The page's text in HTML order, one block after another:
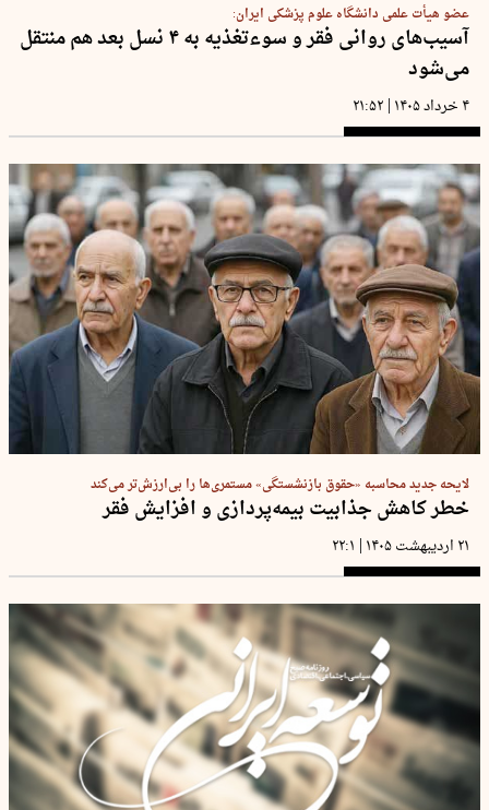
عضو هیأت علمی دانشگاه علوم پزشکی ایران:
آسیب‌های روانی فقر و سوءتغذیه به ۴ نسل بعد هم منتقل
می‌شود
۴ خرداد ۱۴۰۵ | ۲۱:۵۲
لایحه جدید محاسبه «حقوق بازنشستگی» مستمری‌ها را بی‌ارزش‌تر می‌کند
خطر کاهش جذابیت بیمه‌پردازی و افزایش فقر
۲۱ اردیبهشت ۱۴۰۵ | ۲۲:۱